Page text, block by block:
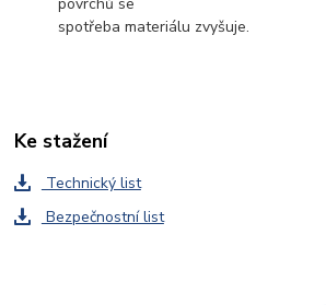
povrchů se
spotřeba materiálu zvyšuje.
Ke stažení
Technický list
Bezpečnostní list